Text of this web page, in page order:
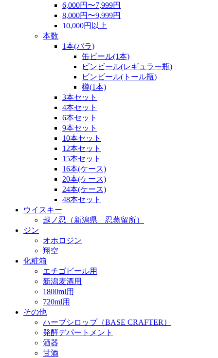
6,000円〜7,999円
8,000円〜9,999円
10,000円以上
本数
1本(バラ)
缶ビール(1本)
ビンビール(レギュラー瓶)
ビンビール(トール瓶)
樽(1本)
3本セット
4本セット
6本セット
9本セット
10本セット
12本セット
15本セット
16本(ケース)
20本(ケース)
24本(ケース)
48本セット
ウイスキー
越ノ忍（新潟県 忍蒸留所）
ジン
オホロジン
翔空
化粧箱
エチゴビール用
新潟麦酒用
1800ml用
720ml用
その他
ハーブシロップ（BASE CRAFTER）
発酵デパートメント
酒器
甘酒